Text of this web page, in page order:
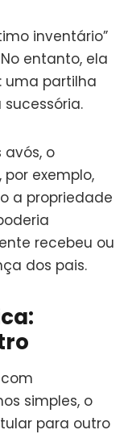
inventário”
entanto, ela
uma partilha
o
exemplo,
a propriedade
recebeu ou
dos pais.
simples, o
para outro